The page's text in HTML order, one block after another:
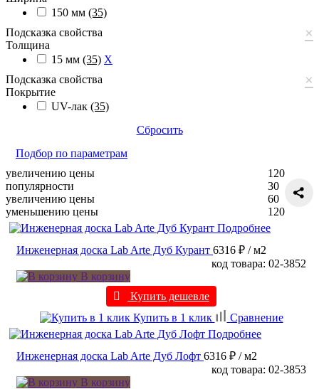
150 мм (35)
Подсказка свойства
×
Толщина
15 мм (35) X
Подсказка свойства
×
Покрытие
UV-лак (35)
Сбросить
Подбор по параметрам
увеличению цены
популярности
увеличению цены
уменьшению цены
120
30
60
120
Подробнее
Инженерная доска Lab Arte Дуб Курант 6316 ₽ / м2
код товара: 02-3852
В корзину
Купить дешевле
Купить в 1 клик
Сравнение
Подробнее
Инженерная доска Lab Arte Дуб Лофт 6316 ₽ / м2
код товара: 02-3853
В корзину